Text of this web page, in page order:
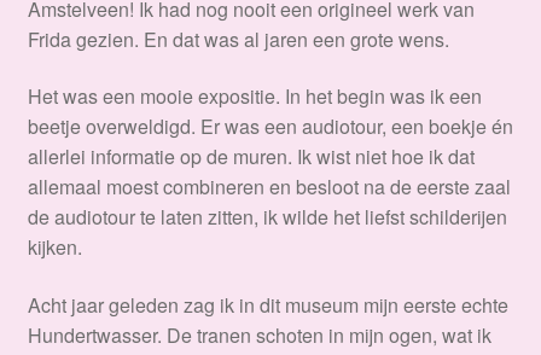
Amstelveen! Ik had nog nooit een origineel werk van
Frida gezien. En dat was al jaren een grote wens.
Het was een mooie expositie. In het begin was ik een
beetje overweldigd. Er was een audiotour, een boekje én
allerlei informatie op de muren. Ik wist niet hoe ik dat
allemaal moest combineren en besloot na de eerste zaal
de audiotour te laten zitten, ik wilde het liefst schilderijen
kijken.
Acht jaar geleden zag ik in dit museum mijn eerste echte
Hundertwasser. De tranen schoten in mijn ogen, wat ik